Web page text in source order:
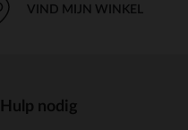
VIND MIJN WINKEL
Hulp nodig